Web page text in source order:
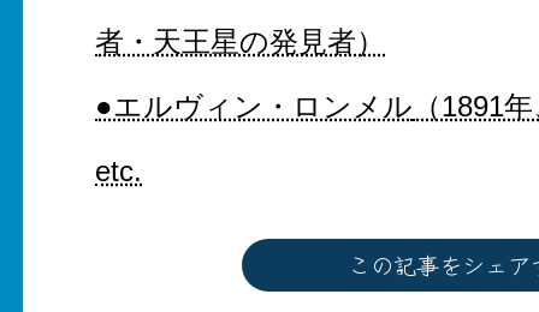
者・天王星の発見者）
●エルヴィン・ロンメル （1891
etc.
この記事をシェア